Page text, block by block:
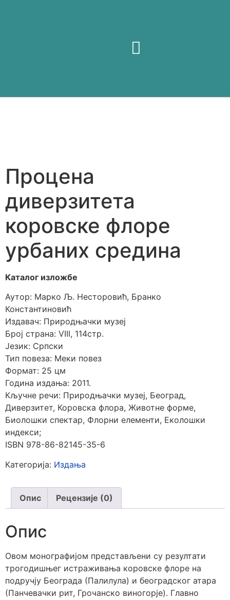
Процена
диверзитета
коровске флоре
урбаних средина
Каталог изложбе
Аутор: Марко Љ. Несторовић, Бранко
Константиновић
Издавач: Природњачки музеј
Број страна: VIII, 114стр.
Језик: Српски
Тип повеза: Меки повез
Формат: 25 цм
Година издања: 2011.
Кључне речи: Природњачки музеј, Београд,
Диверзитет, Коровска флора, Животне форме,
Биолошки спектар, Флорни елементи, Еколошки
индекси;
ISBN 978-86-82145-35-6
Категорија: Издања
Опис Рецензије (0)
Опис
Овoм монографијом представљени су резултати
трогодишњег истраживања коровске флоре на
подручју Београда (Палилула) и београдског атара
(Панчевачки рит, Грочанско виногорје). Главно